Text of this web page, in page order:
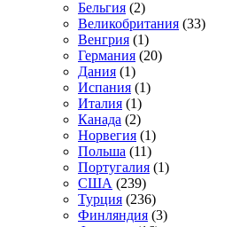
Бельгия (2)
Великобритания (33)
Венгрия (1)
Германия (20)
Дания (1)
Испания (1)
Италия (1)
Канада (2)
Норвегия (1)
Польша (11)
Португалия (1)
США (239)
Турция (236)
Финляндия (3)